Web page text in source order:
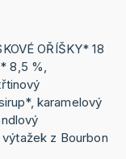
OŘÍŠKY* 18
8,5 %,
karamelový
z Bourbon